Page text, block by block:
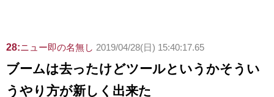
28:ニュー即の名無し 2019/04/28(日) 15:40:17.65
ブームは去ったけどツールというかそうい
うやり方が新しく出来た